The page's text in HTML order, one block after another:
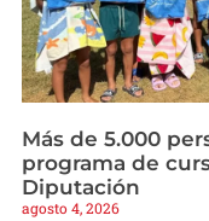
Más de 5.000
programa de
Diputación
agosto 4, 2026